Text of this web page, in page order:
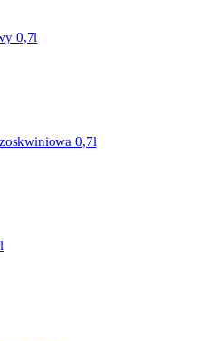
0,7l
0,7l